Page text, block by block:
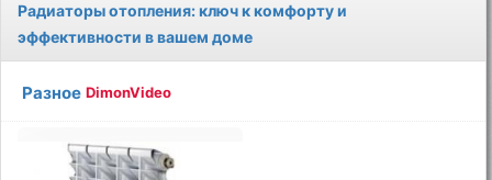
Радиаторы отопления: ключ к комфорту и
эффективности в вашем доме
Разное DimonVideo